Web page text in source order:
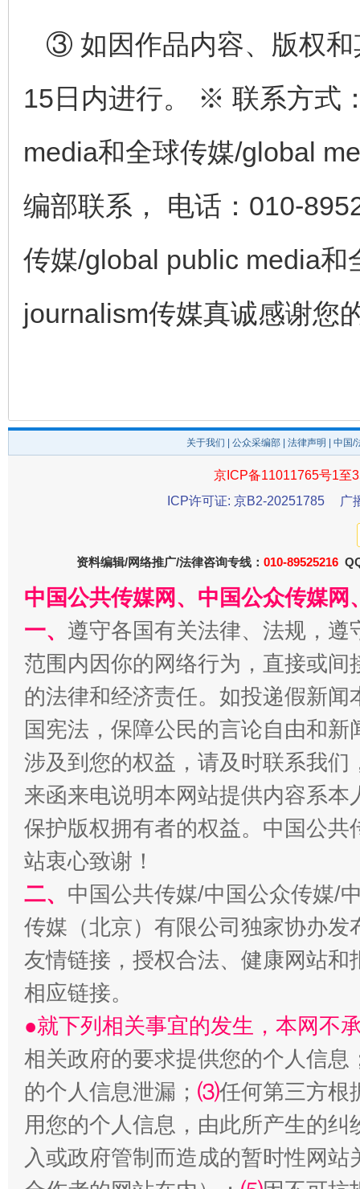
③ 如因作品内容、版权和
15日内进行。 ※ 联系方式
media和全球传媒/global
编部联系， 电话：010-
传媒/global public media
journalism传媒真诚感谢您
关于我们 公众采编部 法律声明 | 中国
京ICP备11011765号1至
ICP许可证: 京B2-20251785
广
资料编辑/网络推广/法律咨询专线： 010-89525216
中国公共传媒网、中国公众传媒
一、 遵守各国有关法律、法规，
范围内因你的网络行为，直接或
的法律和经济责任。如投递假新
国宪法，保障公民的言论自由和
涉及到您的权益，请及时联系我
来函来电说明本网站提供内容系
保护版权拥有者的权益。中国公
站衷心致谢！
二、 中国公共传媒/中国公众传媒/
传媒（北京）有限公司独家协办
友情链接，授权合法、健康网站
相应链接。
●就下列相关事宜的发生，本网不
相关政府的要求提供您的个人信息
的个人信息泄漏； ⑶任何第三方根
用您的个人信息，由此所产生的纠
入或政府管制而造成的暂时性网